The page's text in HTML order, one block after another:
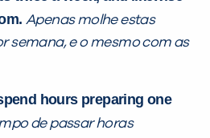
Apenas molhe estas
semana, e o mesmo com as
hours preparing one
de passar horas